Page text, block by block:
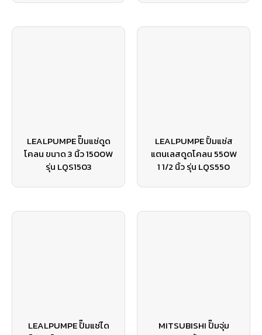
LEALPUMPE ปั๊มแช่ดูด
โคลน ขนาด 3 นิ้ว 1500W
รุ่น LQS1503
LEALPUMPE ปั้มแช่ส
แตนเลสดูดโคลน 550W
1 1/2 นิ้ว รุ่น LQS550
LEALPUMPE ปั๊มแช่ได
MITSUBISHI ปั๊มจุ่ม